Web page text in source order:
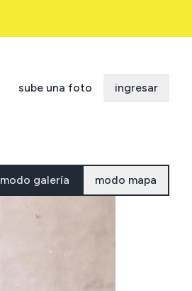
sube una foto ingresar
modo galería modo mapa